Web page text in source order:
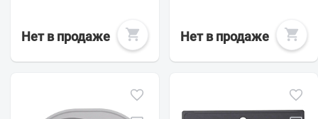
Нет в продаже Нет в продаже